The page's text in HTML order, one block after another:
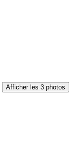
Afficher les 3 photos